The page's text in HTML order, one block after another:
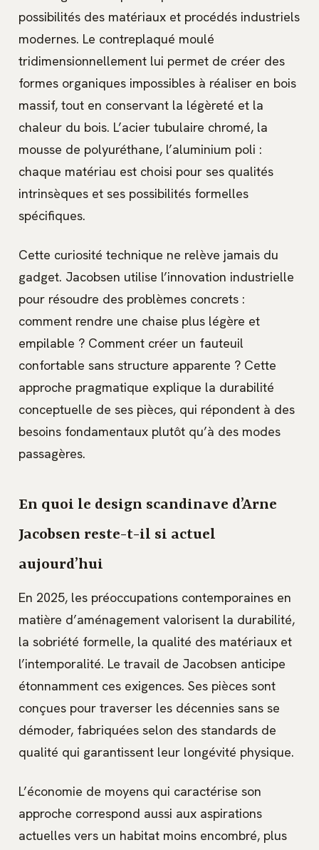
possibilités des matériaux et procédés industriels
modernes. Le contreplaqué moulé
tridimensionnellement lui permet de créer des
formes organiques impossibles à réaliser en bois
massif, tout en conservant la légèreté et la
chaleur du bois. L’acier tubulaire chromé, la
mousse de polyuréthane, l’aluminium poli :
chaque matériau est choisi pour ses qualités
intrinsèques et ses possibilités formelles
spécifiques.
Cette curiosité technique ne relève jamais du
gadget. Jacobsen utilise l’innovation industrielle
pour résoudre des problèmes concrets :
comment rendre une chaise plus légère et
empilable ? Comment créer un fauteuil
confortable sans structure apparente ? Cette
approche pragmatique explique la durabilité
conceptuelle de ses pièces, qui répondent à des
besoins fondamentaux plutôt qu’à des modes
passagères.
En quoi le design scandinave d’Arne
Jacobsen reste-t-il si actuel
aujourd’hui
En 2025, les préoccupations contemporaines en
matière d’aménagement valorisent la durabilité,
la sobriété formelle, la qualité des matériaux et
l’intemporalité. Le travail de Jacobsen anticipe
étonnamment ces exigences. Ses pièces sont
conçues pour traverser les décennies sans se
démoder, fabriquées selon des standards de
qualité qui garantissent leur longévité physique.
L’économie de moyens qui caractérise son
approche correspond aussi aux aspirations
actuelles vers un habitat moins encombré, plus